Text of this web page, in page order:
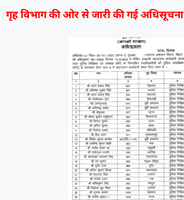
गृह विभाग की ओर से जारी की गई अधिसूचना